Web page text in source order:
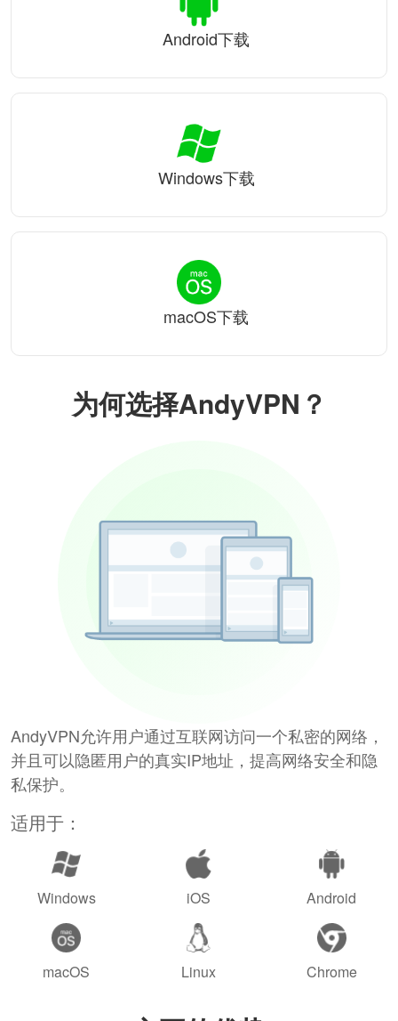
为何选择AndyVPN？
AndyVPN允许用户通过互联网访问一个私密的网络，
并且可以隐匿用户的真实IP地址，提高网络安全和隐
私保护。
适用于：
Windows iOS Android
macOS Linux Chrome
Android下载
Windows下载
macOS下载